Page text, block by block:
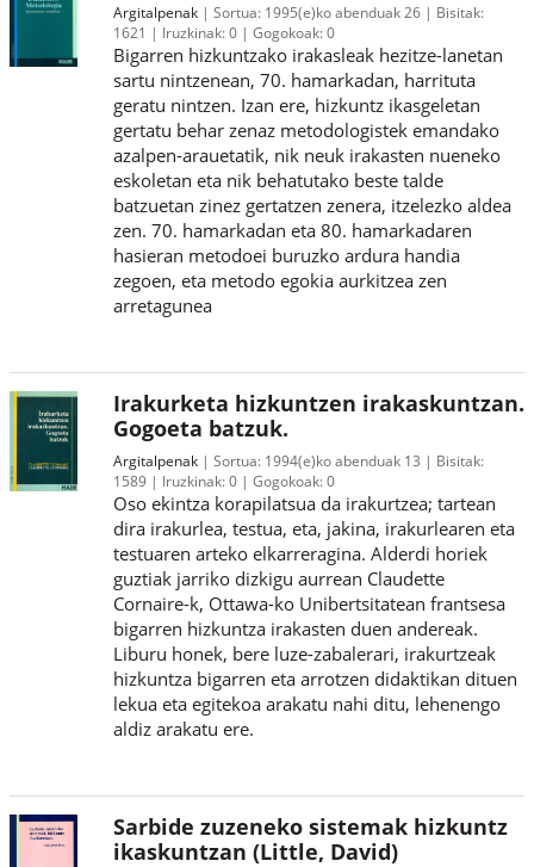
Argitalpenak Sortua: 1995(e)ko abenduak 26
Bisitak:
1621
Iruzkinak:0 Gogokoak:0
Bigarren hizkuntzako irakasleak hezitze-lanetan
sartu nintzenean, 70. hamarkadan, harrituta
geratu nintzen. Izan ere, hizkuntz ikasgeletan
gertatu behar zenaz metodologistek emandako
azalpen-arauetatik, nik neuk irakasten nueneko
eskoletan eta nik behatutako beste talde
batzuetan zinez gertatzen zenera, itzelezko aldea
zen. 70. hamarkadan eta 80. hamarkadaren
hasieran metodoei buruzko ardura handia
zegoen, eta metodo egokia aurkitzea zen
arretagunea
Irakurketa hizkuntzen irakaskuntzan.
Gogoeta batzuk.
Argitalpenak Sortua: 1994(e)ko abenduak 13
Bisitak:
1589
Iruzkinak:0 Gogokoak:0
Oso ekintza korapilatsua da irakurtzea; tartean
dira irakurlea, testua, eta, jakina, irakurlearen eta
testuaren arteko elkarreragina. Alderdi horiek
guztiak jarriko dizkigu aurrean Claudette
Cornaire-k, Ottawa-ko Unibertsitatean frantsesa
bigarren hizkuntza irakasten duen andereak.
Liburu honek, bere luze-zabalerari, irakurtzeak
hizkuntza bigarren eta arrotzen didaktikan dituen
lekua eta egitekoa arakatu nahi ditu, lehenengo
aldiz arakatu ere.
Sarbide zuzeneko sistemak hizkuntz
ikaskuntzan (Little, David)